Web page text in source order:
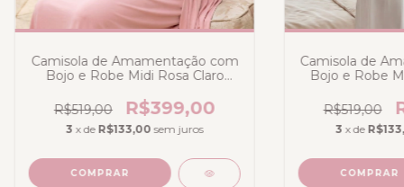
Camisola de Amamentação com
Bojo e Robe Midi Rosa Claro
R$519,00
R$399,00
3 x de R$133,00 sem juros
COMPRAR
Camisola de
Bojo e Robe
Bicolor
R$519,00
3 x de
COMPRAR